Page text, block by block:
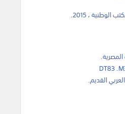
الوطنية،2015
.
DT83
القديم.